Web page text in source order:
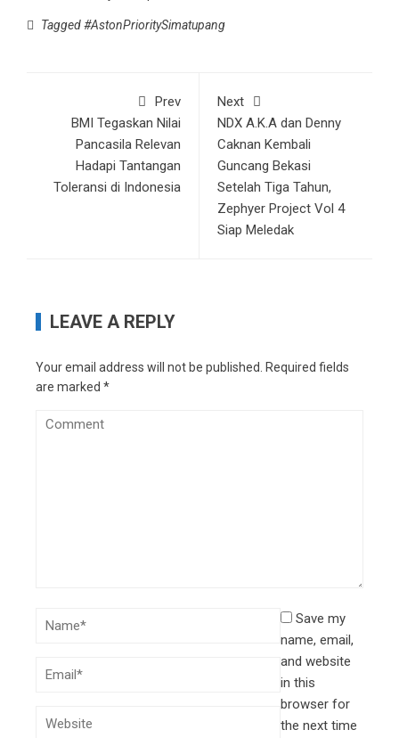
Tagged#AstonPrioritySimatupang
Prev
BMI Tegaskan Nilai
Pancasila Relevan
Hadapi Tantangan
Toleransi di Indonesia
Next
NDX A.K.A dan Denny
Caknan Kembali
Guncang Bekasi
Setelah Tiga Tahun,
Zephyer Project Vol 4
Siap Meledak
LEAVE A REPLY
Your email address will not be published.
Required fields
are marked *
Save my
name, email,
and website
in this
browser for
the next time